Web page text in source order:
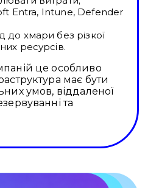
Entra, Intune, Defender
до хмари без різкої
ресурсів.
це особливо
має бути
умов, віддаленої
та